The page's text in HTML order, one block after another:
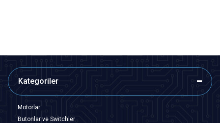
Kategoriler
Motorlar
Butonlar ve Switchler